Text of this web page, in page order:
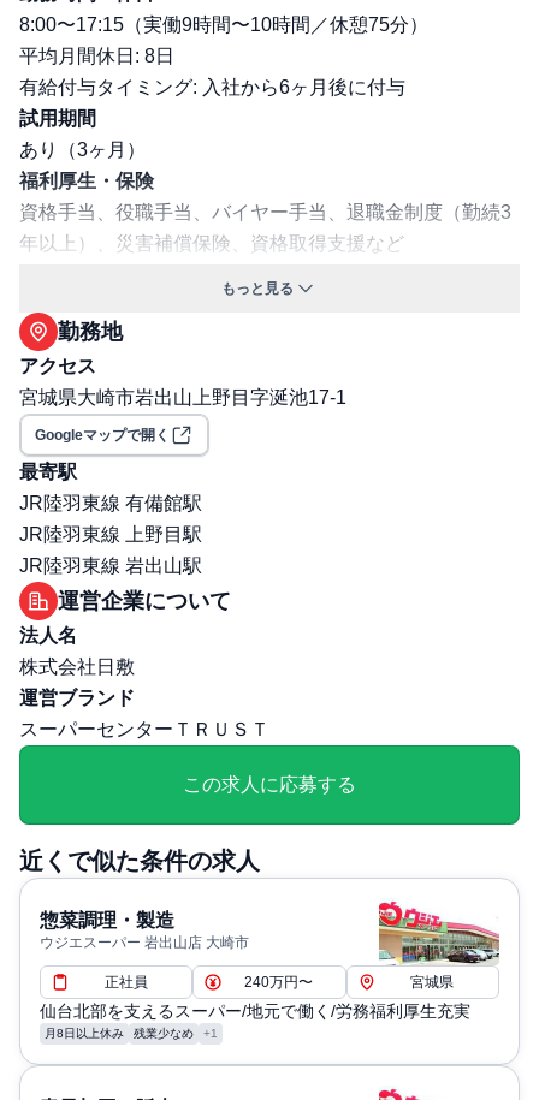
8:00〜17:15（実働9時間〜10時間／休憩75分）
平均月間休日: 8日
有給付与タイミング: 入社から6ヶ月後に付与
試用期間
あり（3ヶ月）
福利厚生・保険
資格手当、役職手当、バイヤー手当、退職金制度（勤続3
年以上）、災害補償保険、資格取得支援など
災保険）
職場環境・ルール
受動喫煙対策（喫煙ルール）: 有
選考プロセス
面接回数: 2回
選考プロセス詳細: 1次：面接(対面) 2次：面接又はオンラ
イン・面接方法：対面またはオンライン
その他
勤務・休日に関する補足: ・残業：月平均5時間（残業代1
分単位支給）
退職・定年に関する補足: ・定年制 60歳。その後65歳まで
再雇用有、70歳まで勤務延長可
もっと見る
勤務地
アクセス
宮城県大崎市岩出山上野目字涎池17-1
Googleマップで開く
最寄駅
JR陸羽東線 有備館駅
JR陸羽東線 上野目駅
JR陸羽東線 岩出山駅
運営企業について
法人名
株式会社日敷
運営ブランド
スーパーセンターＴＲＵＳＴ
この求人に応募する
近くで似た条件の求人
惣菜調理・製造
ウジエスーパー 岩出山店 大崎市
正社員 240万円〜 宮城県
仙台北部を支えるスーパー/地元で働く/労務福利厚生充実
月8日以上休み 残業少なめ +1